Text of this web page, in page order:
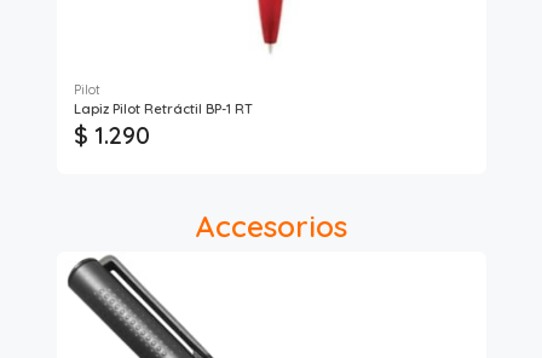
Pilot
Lapiz Pilot Retráctil BP-1 RT
$ 1.290
Accesorios